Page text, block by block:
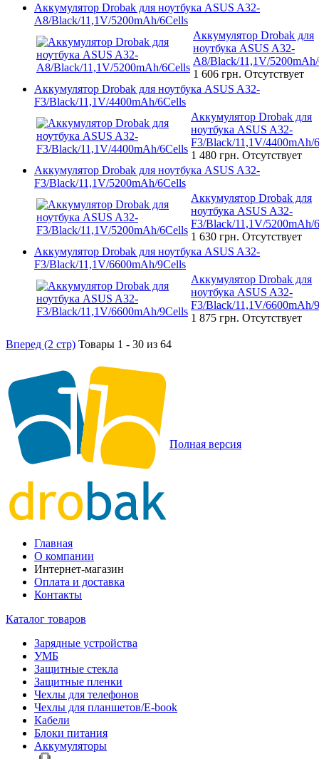
Аккумулятор Drobak для ноутбука ASUS A32-
A8/Black/11,1V/5200mAh/6Cells
Аккумулятор Drobak для
ноутбука ASUS A32-
A8/Black/11,1V/
1 606 грн. Отсутствует
Аккумулятор Drobak для ноутбука ASUS A32-
F3/Black/11,1V/4400mAh/6Cells
Аккумулятор Drobak для
ноутбука ASUS A32-
F3/Black/11,1V/4400mAh/
1 480 грн. Отсутствует
Аккумулятор Drobak для ноутбука ASUS A32-
F3/Black/11,1V/5200mAh/6Cells
Аккумулятор Drobak для
ноутбука ASUS A32-
F3/Black/11,1V/5200mAh/
1 630 грн. Отсутствует
Аккумулятор Drobak для ноутбука ASUS A32-
F3/Black/11,1V/6600mAh/9Cells
Аккумулятор Drobak для
ноутбука ASUS A32-
F3/Black/11,1V/6600mAh/
1 875 грн. Отсутствует
Вперед (2 стр) Товары 1 - 30 из 64
Полная версия
Главная
О компании
Интернет-магазин
Оплата и доставка
Контакты
Каталог товаров
Зарядные устройства
УМБ
Защитные стекла
Защитные пленки
Чехлы для телефонов
Чехлы для планшетов/E-book
Кабели
Блоки питания
Аккумуляторы